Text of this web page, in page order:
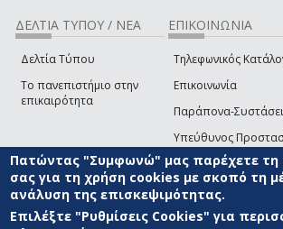
ΔΕΛΤΙΑ ΤΥΠΟΥ / ΝΕΑ
Δελτία Τύπου
Το πανεπιστήμιο στην
επικαιρότητα
ΕΠΙΚΟΙΝΩΝΙΑ
Τηλεφωνικός
Επικοινωνία
Παράπονα-
Υπεύθυνος
Δεδομένων
Δήλωση
Προσβασιμότητας
Επικοινωνία με την
Πατώντας "Συμφωνώ" μας παρέχετε τη
σας για τη χρήση cookies με σκοπό τη
ανάλυση της επισκεψιμότητας.
Επιλέξτε "Ρυθμίσεις Cookies" για